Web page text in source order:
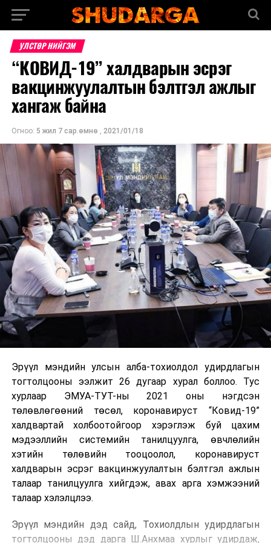
УЛСТӨР НИЙГЭМ
“КОВИД-19” халдварын эсрэг
вакцинжуулалтын бэлтгэл ажлыг
хангаж байна
Огноо: 5 жил 7 сар.өмнө , 2021/01/18
Эрүүл мэндийн улсын алба-тохиолдол удирдлагын
тогтолцооны ээлжит 26 дугаар хурал боллоо. Тус
хурлаар ЭМУА-ТУТ-ны 2021 оны нэгдсэн
төлөвлөгөөний төсөл, коронавируст “Ковид-19”
халдвартай холбоотойгоор хэрэглэж буй цахим
мэдээллийн системийн танилцуулга, өвчлөлийн
хэтийн төлөвийн тооцоолол, коронавируст
халдварын эсрэг вакцинжуулалтын бэлтгэл ажлын
талаар танилцуулга хийгдэж, авах арга хэмжээний
талаар хэлэлцлээ.
Эрүүл мэндийн дэд сайд, Тохиолдлын удирдлагын
тогтолцооны дэд дарга Ш.Анхмаа хурлыг удирдаж,